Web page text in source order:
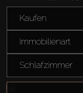
Kaufen
Immobilienart
Schlafzimmer